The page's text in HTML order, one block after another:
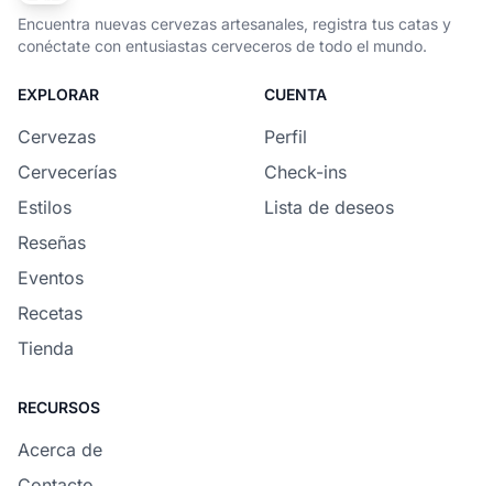
Encuentra nuevas cervezas artesanales, registra tus catas y
conéctate con entusiastas cerveceros de todo el mundo.
EXPLORAR
Cervezas
Cervecerías
Estilos
Reseñas
Eventos
Recetas
Tienda
CUENTA
Perfil
Check-ins
Lista de deseos
RECURSOS
Acerca de